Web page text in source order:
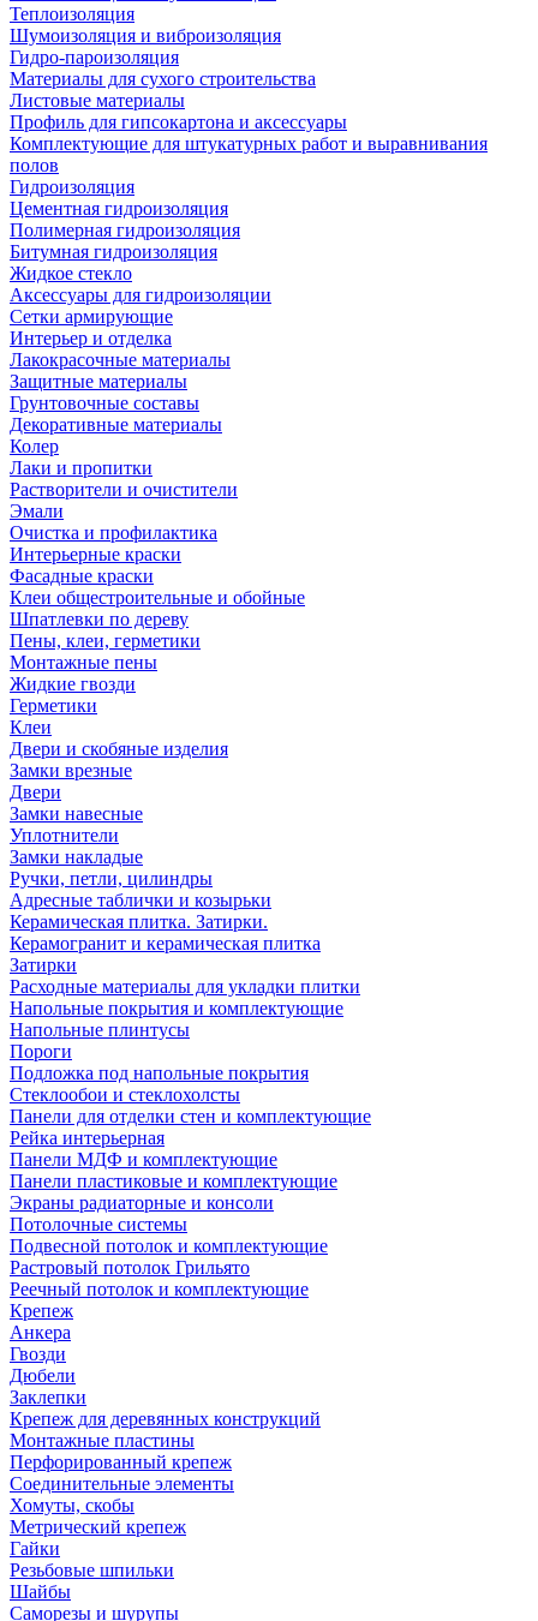
Теплоизоляция
Шумоизоляция и виброизоляция
Гидро-пароизоляция
Материалы для сухого строительства
Листовые материалы
Профиль для гипсокартона и аксессуары
Комплектующие для штукатурных работ и выравнивания
полов
Гидроизоляция
Цементная гидроизоляция
Полимерная гидроизоляция
Битумная гидроизоляция
Жидкое стекло
Аксессуары для гидроизоляции
Сетки армирующие
Интерьер и отделка
Лакокрасочные материалы
Защитные материалы
Грунтовочные составы
Декоративные материалы
Колер
Лаки и пропитки
Растворители и очистители
Эмали
Очистка и профилактика
Интерьерные краски
Фасадные краски
Клеи общестроительные и обойные
Шпатлевки по дереву
Пены, клеи, герметики
Монтажные пены
Жидкие гвозди
Герметики
Клеи
Двери и скобяные изделия
Замки врезные
Двери
Замки навесные
Уплотнители
Замки накладые
Ручки, петли, цилиндры
Адресные таблички и козырьки
Керамическая плитка. Затирки.
Керамогранит и керамическая плитка
Затирки
Расходные материалы для укладки плитки
Напольные покрытия и комплектующие
Напольные плинтусы
Пороги
Подложка под напольные покрытия
Стеклообои и стеклохолсты
Панели для отделки стен и комплектующие
Рейка интерьерная
Панели МДФ и комплектующие
Панели пластиковые и комплектующие
Экраны радиаторные и консоли
Потолочные системы
Подвесной потолок и комплектующие
Растровый потолок Грильято
Реечный потолок и комплектующие
Крепеж
Анкера
Гвозди
Дюбели
Заклепки
Крепеж для деревянных конструкций
Монтажные пластины
Перфорированный крепеж
Соединительные элементы
Хомуты, скобы
Метрический крепеж
Гайки
Резьбовые шпильки
Шайбы
Саморезы и шурупы